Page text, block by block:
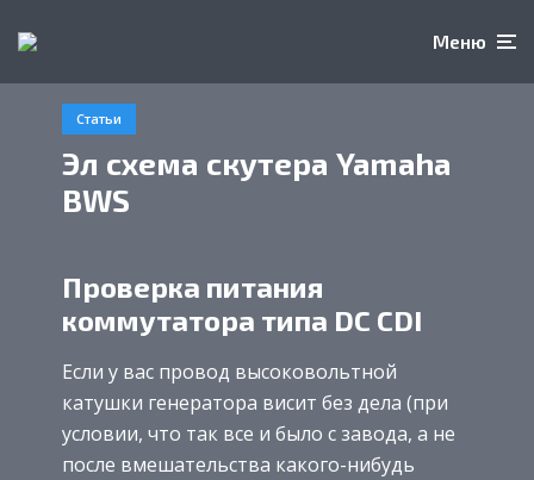
Меню
Статьи
Эл схема скутера Yamaha
BWS
Проверка питания
коммутатора типа DC CDI
Если у вас провод высоковольтной
катушки генератора висит без дела (при
условии, что так все и было с завода, а не
после вмешательства какого-нибудь